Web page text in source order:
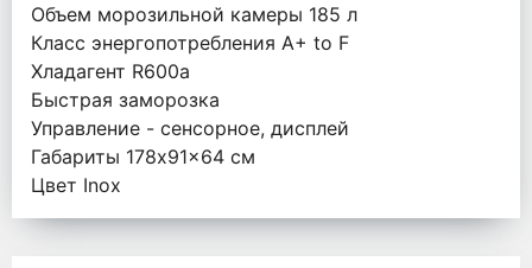
Объем морозильной камеры 185 л
Класс энергопотребления А+ to F
Хладагент R600a
Быстрая заморозка
Управление - сенсорное, дисплей
Габариты 178x91x64 см
Цвет Inox